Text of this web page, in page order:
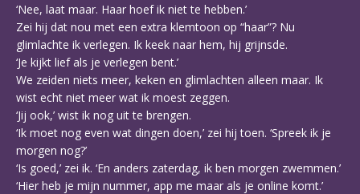
‘Nee, laat maar. Haar hoef ik niet te hebben.’
Zei hij dat nou met een extra klemtoon op “haar”? Nu
glimlachte ik verlegen. Ik keek naar hem, hij grijnsde.
‘Je kijkt lief als je verlegen bent.’
We zeiden niets meer, keken en glimlachten alleen maar. Ik
wist echt niet meer wat ik moest zeggen.
‘Jij ook,’ wist ik nog uit te brengen.
‘Ik moet nog even wat dingen doen,’ zei hij toen. ‘Spreek ik je
morgen nog?’
‘Is goed,’ zei ik. ‘En anders zaterdag, ik ben morgen zwemmen.’
‘Hier heb je mijn nummer, app me maar als je online komt.’